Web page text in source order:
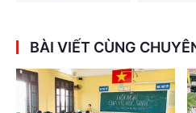
BÀI VIẾT CÙNG